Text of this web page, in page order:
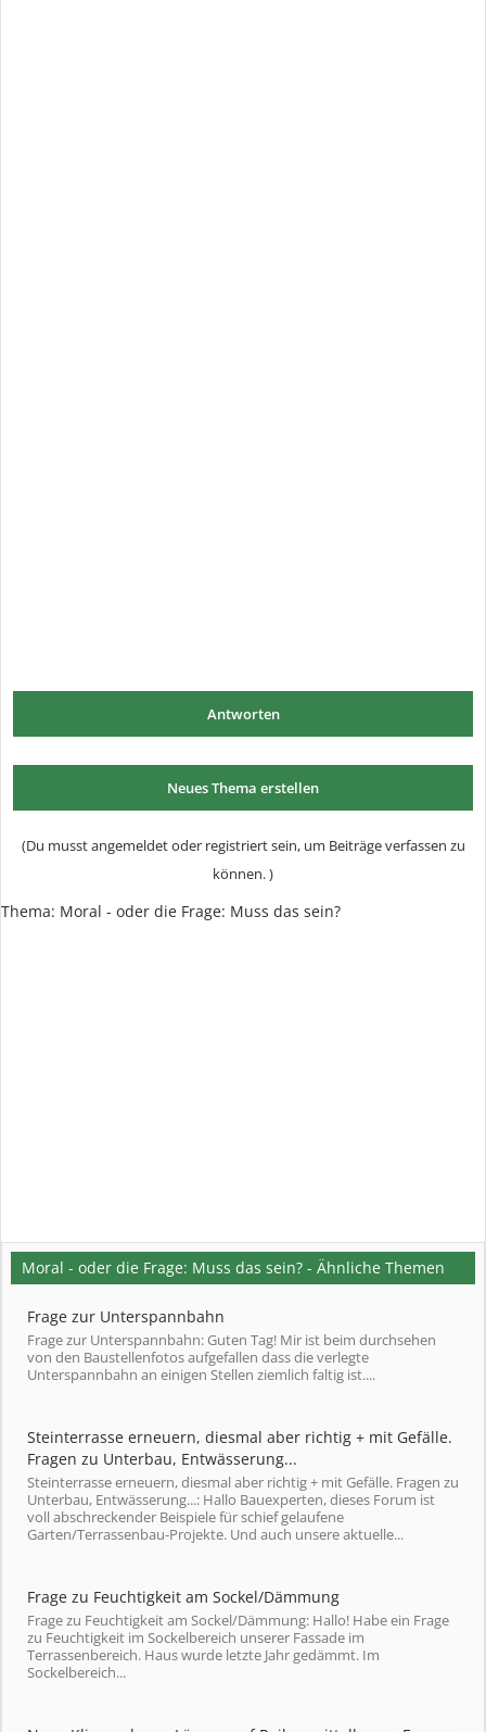
Antworten
Neues Thema erstellen
(Du musst angemeldet oder registriert sein, um Beiträge verfassen zu
können. )
Thema: Moral - oder die Frage: Muss das sein?
Moral - oder die Frage: Muss das sein? - Ähnliche Themen
Frage zur Unterspannbahn
Frage zur Unterspannbahn: Guten Tag! Mir ist beim durchsehen
von den Baustellenfotos aufgefallen dass die verlegte
Unterspannbahn an einigen Stellen ziemlich faltig ist....
Steinterrasse erneuern, diesmal aber richtig + mit Gefälle.
Fragen zu Unterbau, Entwässerung...
Steinterrasse erneuern, diesmal aber richtig + mit Gefälle. Fragen zu
Unterbau, Entwässerung...: Hallo Bauexperten, dieses Forum ist
voll abschreckender Beispiele für schief gelaufene
Garten/Terrassenbau-Projekte. Und auch unsere aktuelle...
Frage zu Feuchtigkeit am Sockel/Dämmung
Frage zu Feuchtigkeit am Sockel/Dämmung: Hallo! Habe ein Frage
zu Feuchtigkeit im Sockelbereich unserer Fassade im
Terrassenbereich. Haus wurde letzte Jahr gedämmt. Im
Sockelbereich...